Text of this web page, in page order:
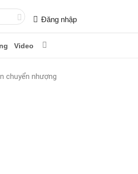
Đăng nhập
Video
chuyển nhượng